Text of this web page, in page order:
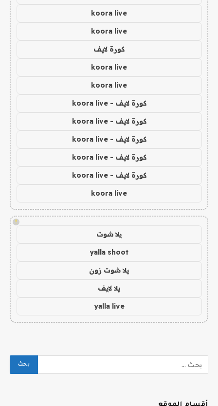
koora live
koora live
كورة لايف
koora live
koora live
كورة لايف - koora live
كورة لايف - koora live
كورة لايف - koora live
كورة لايف - koora live
كورة لايف - koora live
koora live
!
يلا شوت
yalla shoot
يلا شوت زون
يلا لايف
yalla live